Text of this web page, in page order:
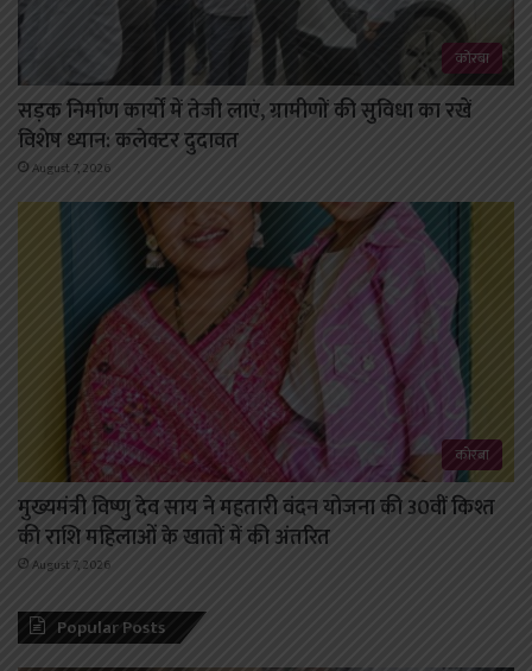
कोरबा
सड़क निर्माण कार्यों में तेजी लाएं, ग्रामीणों की सुविधा का रखें
विशेष ध्यान: कलेक्टर दुदावत
August 7, 2026
कोरबा
मुख्यमंत्री विष्णु देव साय ने महतारी वंदन योजना की 30वीं किश्त
की राशि महिलाओं के खातों में की अंतरित
August 7, 2026
Popular Posts